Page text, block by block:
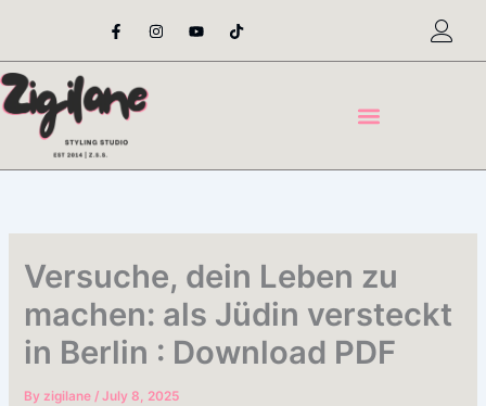
content
F
a
e
o
o
-
I
n
t
Y
o
t
T
i
t
Versuche, dein Leben zu
machen: als Jüdin versteckt
in Berlin : Download PDF
Byzigilane/July 8, 2025